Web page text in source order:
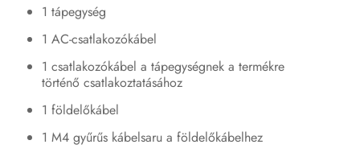
1 tápegység
1 AC-csatlakozókábel
1 csatlakozókábel a tápegységnek a termékre
történő csatlakoztatásához
1 földelőkábel
1 M4 gyűrűs kábelsaru a földelőkábelhez